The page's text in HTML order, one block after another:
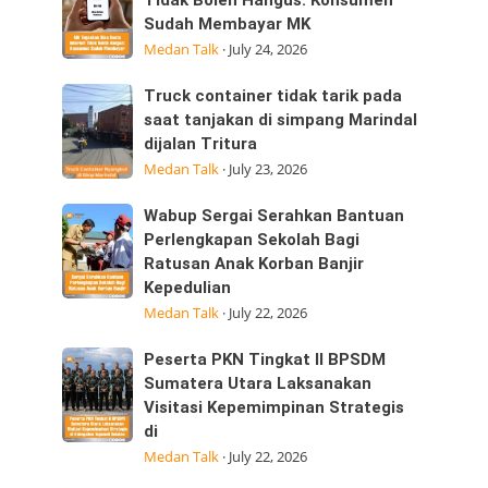
ini
25/07/2026
dijalan
Datuk
Kabu,
Pasar
Sisa
Kuota
Internet
Tidak
Boleh
Hangus:
Konsumen
Sudah
Membayar
MK
Sudah Membayar MK
Medan Talk· July 24, 2026
Truck
container
tidak
tarik
pada
saat
tanjakan
di
simpang
dijalan
Tritura
Truck container tidak tarik pada
saat tanjakan di simpang Marindal
dijalan Tritura
Medan Talk· July 23, 2026
Wabup
Sergai
Serahkan
Bantuan
Perlengkapan
Sekolah
Bagi
Ratusan
Anak
Wabup Sergai Serahkan Bantuan
Perlengkapan Sekolah Bagi
Ratusan Anak Korban Banjir
Kepedulian
Medan Talk· July 22, 2026
Peserta
PKN
Tingkat
II
Peserta PKN Tingkat II BPSDM
Sumatera Utara Laksanakan
Visitasi Kepemimpinan Strategis
di
Medan Talk· July 22, 2026